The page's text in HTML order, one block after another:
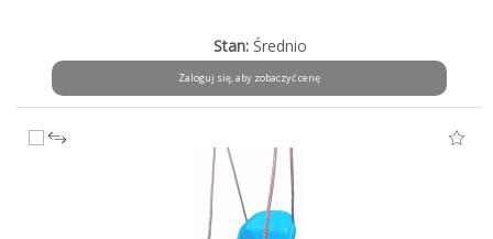
Stan: Średnio
Zaloguj się, aby zobaczyć cenę